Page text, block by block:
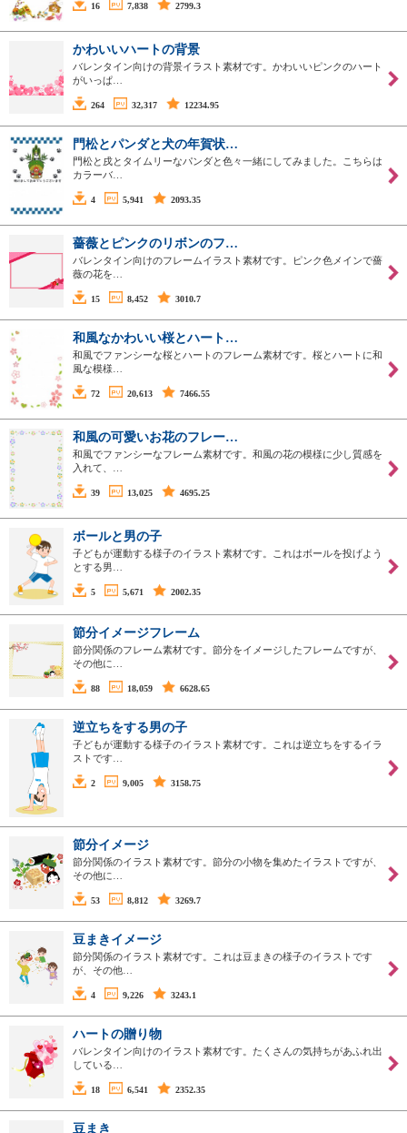
16 7,838 2799.3
かわいいハートの背景
バレンタイン向けの背景イラスト素材です。かわいいピンクのハート
がいっぱ…
264 32,317 12234.95
門松とパンダと犬の年賀状…
門松と戌とタイムリーなパンダと色々一緒にしてみました。こちらは
カラーバ…
4 5,941 2093.35
薔薇とピンクのリボンのフ…
バレンタイン向けのフレームイラスト素材です。ピンク色メインで薔
薇の花を…
15 8,452 3010.7
和風なかわいい桜とハート…
和風でファンシーな桜とハートのフレーム素材です。桜とハートに和
風な模様…
72 20,613 7466.55
和風の可愛いお花のフレー…
和風でファンシーなフレーム素材です。和風の花の模様に少し質感を
入れて、…
39 13,025 4695.25
ボールと男の子
子どもが運動する様子のイラスト素材です。これはボールを投げよう
とする男…
5 5,671 2002.35
節分イメージフレーム
節分関係のフレーム素材です。節分をイメージしたフレームですが、
その他に…
88 18,059 6628.65
逆立ちをする男の子
子どもが運動する様子のイラスト素材です。これは逆立ちをするイラ
ストです…
2 9,005 3158.75
節分イメージ
節分関係のイラスト素材です。節分の小物を集めたイラストですが、
その他に…
53 8,812 3269.7
豆まきイメージ
節分関係のイラスト素材です。これは豆まきの様子のイラストです
が、その他…
4 9,226 3243.1
ハートの贈り物
バレンタイン向けのイラスト素材です。たくさんの気持ちがあふれ出
している…
18 6,541 2352.35
豆まき